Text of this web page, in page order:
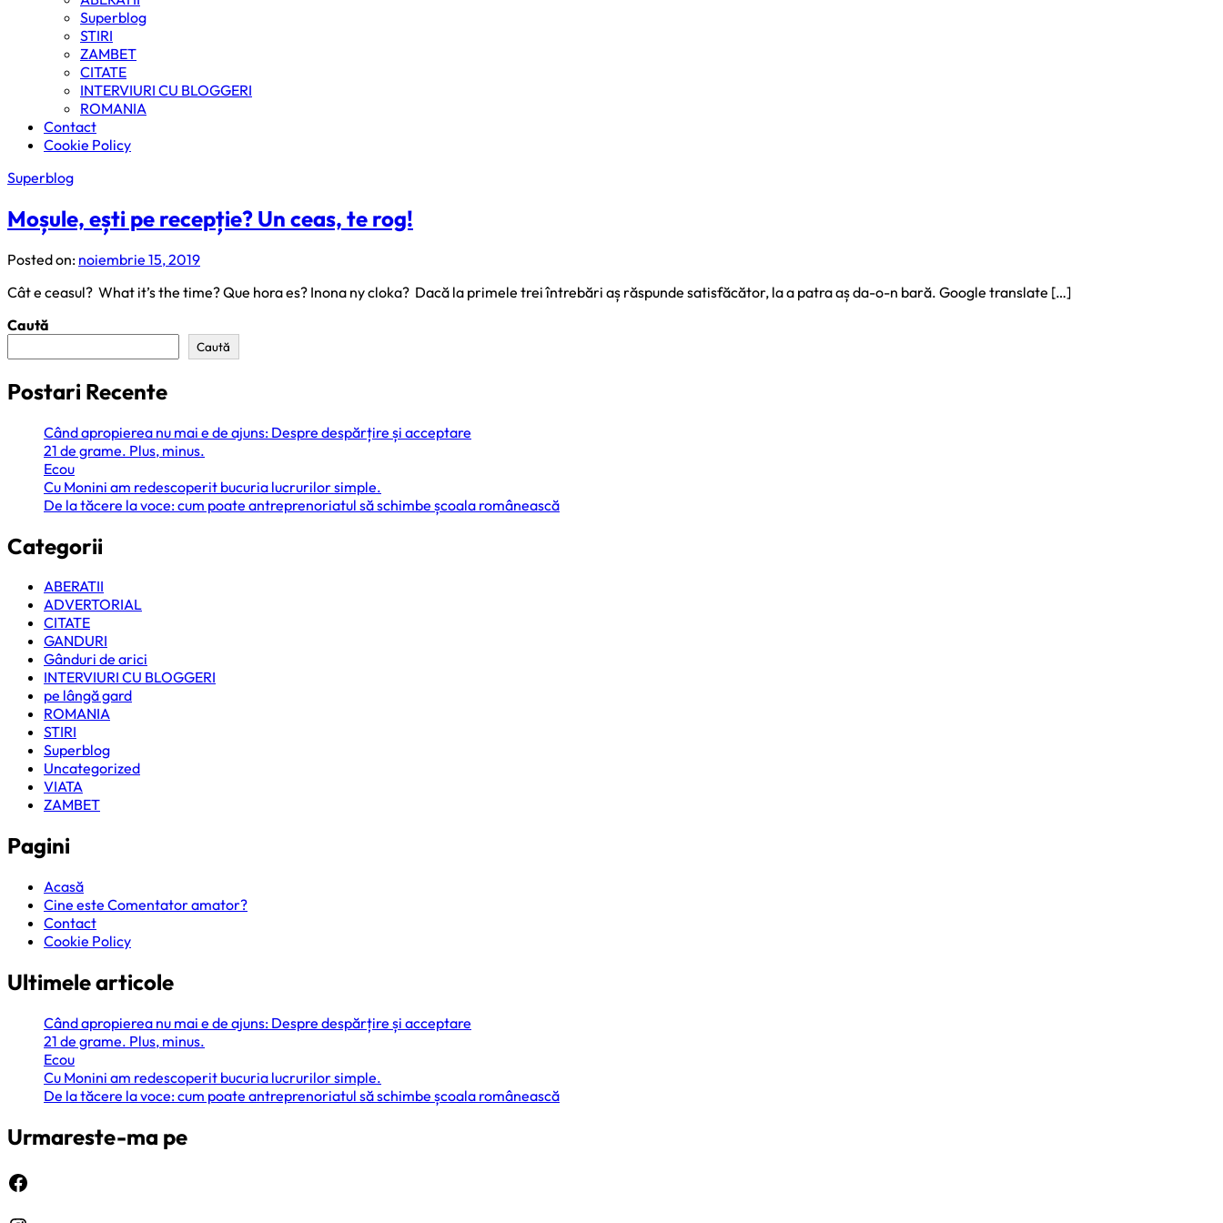
Superblog
STIRI
ZAMBET
CITATE
INTERVIURI CU BLOGGERI
ROMANIA
Contact
Cookie Policy
Superblog
Moșule, ești pe recepție? Un ceas, te rog!
Posted on: noiembrie 15, 2019
Cât e ceasul? What it’s the time? Que hora es? Inona ny cloka? Dacă la primele trei întrebări aș răspunde satisfăcător, la a patra aș da-o-n bară. Google translate […]
Caută
Caută
Postari Recente
Când apropierea nu mai e de ajuns: Despre despărțire și acceptare
21 de grame. Plus, minus.
Ecou
Cu Monini am redescoperit bucuria lucrurilor simple.
De la tăcere la voce: cum poate antreprenoriatul să schimbe școala românească
Categorii
ABERATII
ADVERTORIAL
CITATE
GANDURI
Gânduri de arici
INTERVIURI CU BLOGGERI
pe lângă gard
ROMANIA
STIRI
Superblog
Uncategorized
VIATA
ZAMBET
Pagini
Acasă
Cine este Comentator amator?
Contact
Cookie Policy
Ultimele articole
Când apropierea nu mai e de ajuns: Despre despărțire și acceptare
21 de grame. Plus, minus.
Ecou
Cu Monini am redescoperit bucuria lucrurilor simple.
De la tăcere la voce: cum poate antreprenoriatul să schimbe școala românească
Urmareste-ma pe
Facebook